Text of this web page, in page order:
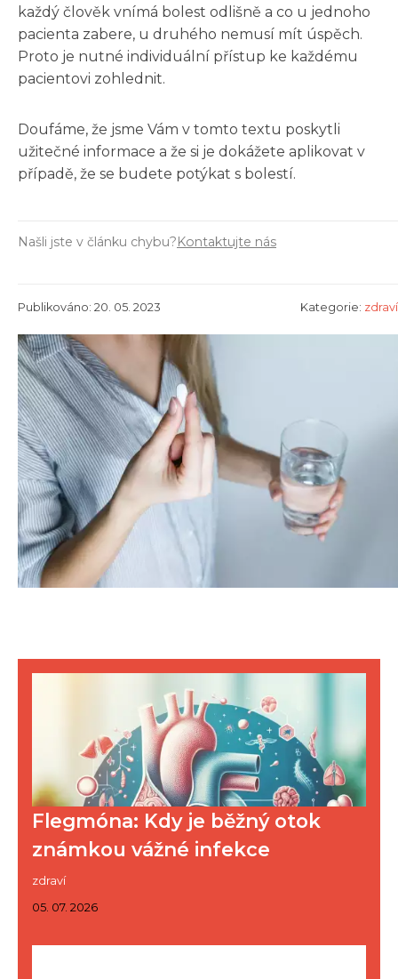
každý člověk vnímá bolest odlišně a co u jednoho
pacienta zabere, u druhého nemusí mít úspěch.
Proto je nutné individuální přístup ke každému
pacientovi zohlednit.
Doufáme, že jsme Vám v tomto textu poskytli
užitečné informace a že si je dokážete aplikovat v
případě, že se budete potýkat s bolestí.
Našli jste v článku chybu?Kontaktujte nás
Publikováno: 20. 05. 2023 Kategorie: zdraví
Flegmóna: Kdy je běžný otok
známkou vážné infekce
zdraví
05. 07. 2026